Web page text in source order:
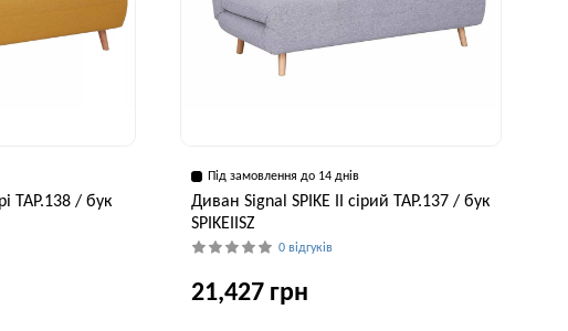
TAP.138 / бук
Під замовлення до 14 днів
Диван Signal SPIKE II сірий TAP.137 / бук
SPIKEIISZ
0 відгуків
21,427 грн